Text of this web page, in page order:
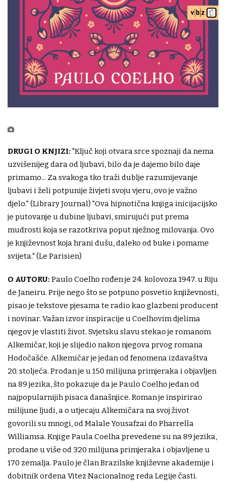
DRUGI O KNJIZI: "Ključ koji otvara srce spoznaji da nema
uzvišenijeg dara od ljubavi, bilo da je dajemo bilo daje
primamo... Za svakoga tko traži dublje razumijevanje
ljubavi i želi potpunije živjeti svoju vjeru, ovo je važno
djelo." (Library Journal) "Ova hipnotična knjiga inicijacijsko
je putovanje u dubine ljubavi, smirujući put prema
mudrosti koja se razotkriva poput nježnog milovanja. Ovo
je književnost koja hrani dušu, daleko od buke i pomame
svijeta." (Le Parisien)
O AUTORU: Paulo Coelho rođen je 24. kolovoza 1947. u Riju
de Janeiru. Prije nego što se potpuno posvetio književnosti,
pisao je tekstove pjesama te radio kao glazbeni producent
i novinar. Važan izvor inspiracije u Coelhovim djelima
njegov je vlastiti život. Svjetsku slavu stekao je romanom
Alkemičar, koji je slijedio nakon njegova prvog romana
Hodočašće. Alkemičar je jedan od fenomena izdavaštva
20. stoljeća. Prodan je u 150 milijuna primjeraka i objavljen
na 89 jezika, što pokazuje da je Paulo Coelho jedan od
najpopularnijih pisaca današnjice. Roman je inspirirao
milijune ljudi, a o utjecaju Alkemičara na svoj život
govorili su mnogi, od Malale Yousafzai do Pharrella
Williamsa. Knjige Paula Coelha prevedene su na 89 jezika,
prodane u više od 320 milijuna primjeraka i objavljene u
170 zemalja. Paulo je član Brazilske književne akademije i
dobitnik ordena Vitez Nacionalnog reda Legije časti.